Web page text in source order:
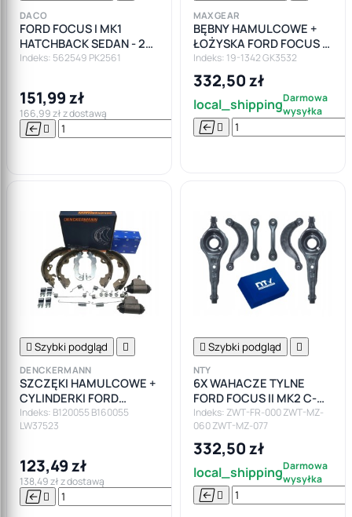
DACO
FORD FOCUS I MK1
HATCHBACK SEDAN - 2X
AMORTYZATORY TYŁ
Indeks: 562549 PK2561
151,99 zł
166,99 zł z dostawą
  

Do
MAXGEAR
BĘBNY HAMULCOWE +
ŁOŻYSKA FORD FOCUS I
MK1 + ABS
Indeks: 19-1342 GK3532
332,50 zł
local_shippingDarmowa
wysyłka
 
 Szybki podgląd 
DENCKERMANN
SZCZĘKI HAMULCOWE +
CYLINDERKI FORD
FOCUS I MK1
Indeks: B120055 B160055
LW37523
123,49 zł
138,49 zł z dostawą
  

Do
 Szybki podgląd 
NTY
6X WAHACZE TYLNE
FORD FOCUS II MK2 C-
MAX SEDAN HATCHBACK
ZESTAW
Indeks: ZWT-FR-000 ZWT-MZ-
060 ZWT-MZ-077
332,50 zł
local_shippingDarmowa
wysyłka
 